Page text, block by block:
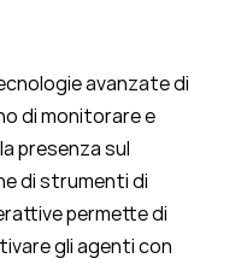
avanzate di
di monitorare e
presenza sul
di strumenti di
permette di
gli agenti con